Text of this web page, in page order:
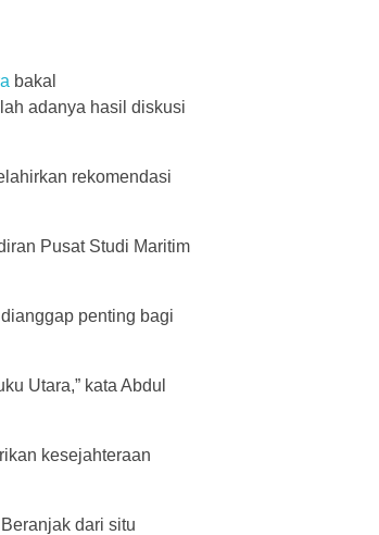
bakal
adanya hasil diskusi
rekomendasi
Pusat Studi Maritim
penting bagi
Utara,” kata Abdul
kesejahteraan
dari situ